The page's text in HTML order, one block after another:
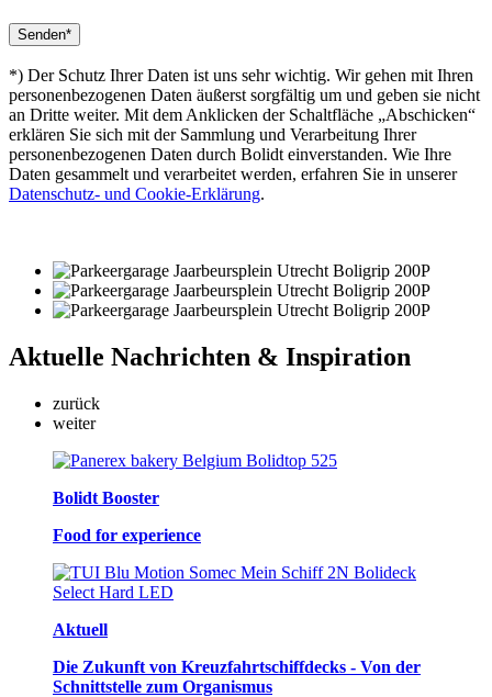
*) Der Schutz Ihrer Daten ist uns sehr wichtig. Wir gehen mit Ihren
personenbezogenen Daten äußerst sorgfältig um und geben sie nicht
an Dritte weiter. Mit dem Anklicken der Schaltfläche „Abschicken“
erklären Sie sich mit der Sammlung und Verarbeitung Ihrer
personenbezogenen Daten durch Bolidt einverstanden. Wie Ihre
Daten gesammelt und verarbeitet werden, erfahren Sie in unserer
Datenschutz- und Cookie-Erklärung.
Aktuelle Nachrichten & Inspiration
zurück
weiter
Bolidt Booster
Food for experience
Aktuell
Die Zukunft von Kreuzfahrtschiffdecks - Von der
Schnittstelle zum Organismus